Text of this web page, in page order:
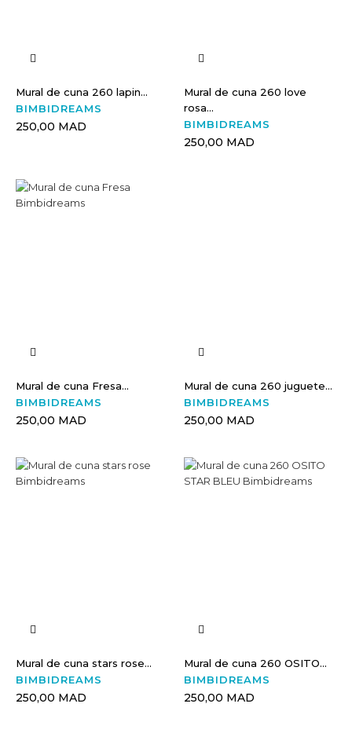
Mural de cuna 260 lapin...
BIMBIDREAMS
250,00 MAD
Mural de cuna 260 love
rosa...
BIMBIDREAMS
250,00 MAD
Mural de cuna Fresa...
BIMBIDREAMS
250,00 MAD
Mural de cuna 260 juguete...
BIMBIDREAMS
250,00 MAD
Mural de cuna stars rose...
BIMBIDREAMS
250,00 MAD
Mural de cuna 260 OSITO...
BIMBIDREAMS
250,00 MAD